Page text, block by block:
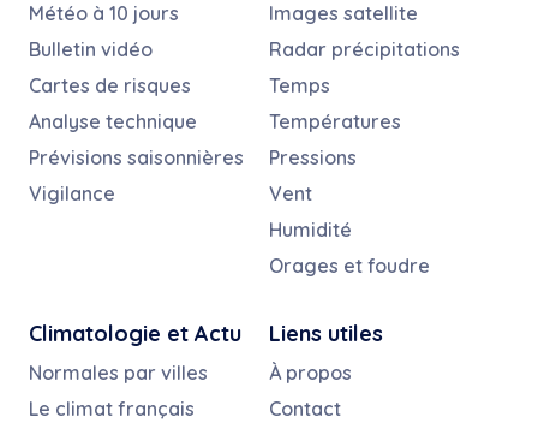
Météo à 10 jours
Bulletin vidéo
Cartes de risques
Analyse technique
Prévisions saisonnières
Vigilance
Images satellite
Radar précipitations
Temps
Températures
Pressions
Vent
Humidité
Orages et foudre
Climatologie et Actu
Normales par villes
Le climat français
Liens utiles
À propos
Contact